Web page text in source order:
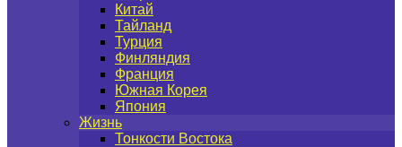
Китай
Тайланд
Турция
Финляндия
Франция
Южная Корея
Япония
Жизнь
Тонкости Востока